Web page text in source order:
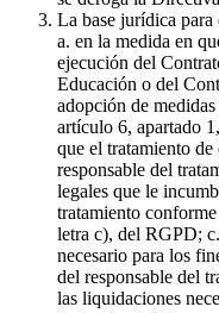
La base jurídica para
a. en la medida en
ejecución del
Educación o del
adopción de
artículo 6, apartado
que el tratamiento de
responsable del
legales que le
tratamiento
letra c), del RGPD;
necesario para los
del responsable del
las liquidaciones